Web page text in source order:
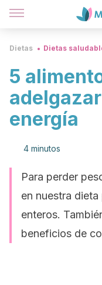
Dietas Dietas
5
energía
4 minutos
Para perder
en nuestra
enteros.
beneficios de